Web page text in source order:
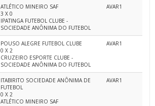
ATLÉTICO MINEIRO SAF
3 X 0
IPATINGA FUTEBOL CLUBE -
SOCIEDADE ANÔNIMA DO FUTEBOL
AVAR1
POUSO ALEGRE FUTEBOL CLUBE
0 X 2
CRUZEIRO ESPORTE CLUBE -
SOCIEDADE ANÔNIMA DO FUTEBOL
AVAR1
ITABIRITO SOCIEDADE ANÔNIMA DE
FUTEBOL
0 X 2
ATLÉTICO MINEIRO SAF
AVAR1